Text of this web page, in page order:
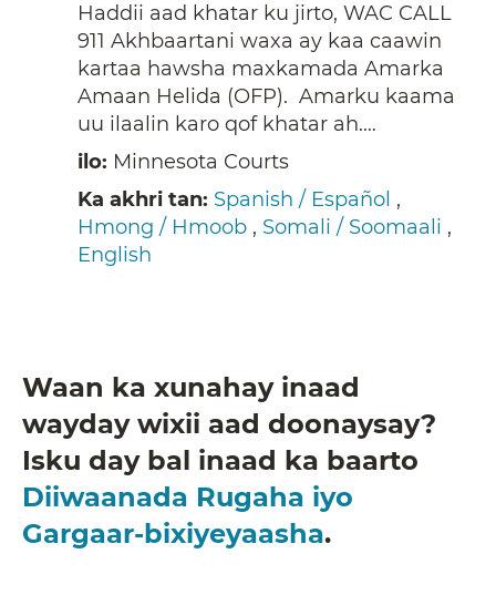
Haddii aad khatar ku jirto, WAC CALL
911 Akhbaartani waxa ay kaa caawin
kartaa hawsha maxkamada Amarka
Amaan Helida (OFP). Amarku kaama
uu ilaalin karo qof khatar ah.…
ilo: Minnesota Courts
Ka akhri tan: Spanish / Español ,
Hmong / Hmoob , Somali / Soomaali ,
English
Waan ka xunahay inaad
wayday wixii aad doonaysay?
Isku day bal inaad ka baarto
Diiwaanada Rugaha iyo
Gargaar-bixiyeyaasha.